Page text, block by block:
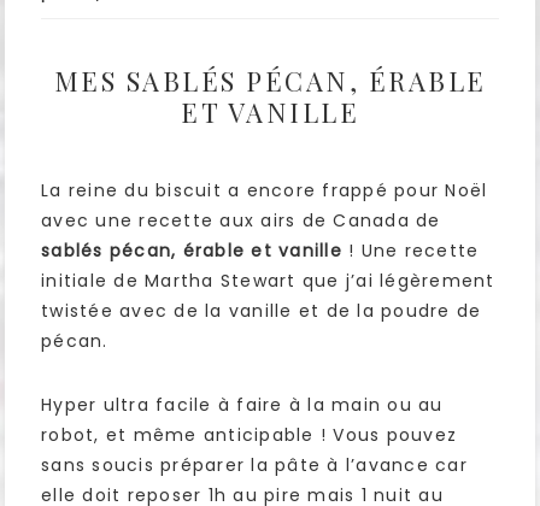
MES SABLÉS PÉCAN, ÉRABLE
ET VANILLE
La reine du biscuit a encore frappé pour Noël
avec une recette aux airs de Canada de
sablés pécan, érable et vanille ! Une recette
initiale de Martha Stewart que j’ai légèrement
twistée avec de la vanille et de la poudre de
pécan.
Hyper ultra facile à faire à la main ou au
robot, et même anticipable ! Vous pouvez
sans soucis préparer la pâte à l’avance car
elle doit reposer 1h au pire mais 1 nuit au